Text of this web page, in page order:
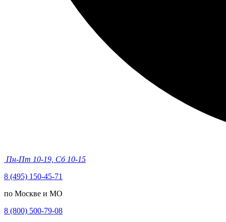
Пн-Пт 10-19, Сб 10-15
8 (495) 150-45-71
по Москве и МО
8 (800) 500-79-08